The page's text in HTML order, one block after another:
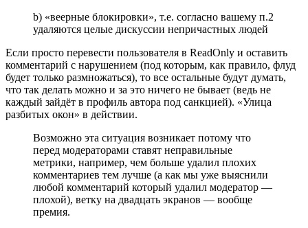
b) «веерные блокировки», т.е. согласно вашему п.2
удаляются целые дискуссии непричастных людей
Если просто перевести пользователя в ReadOnly и оставить
комментарий с нарушением (под которым, как правило, флуд
будет только размножаться), то все остальные будут думать,
что так делать можно и за это ничего не бывает (ведь не
каждый зайдёт в профиль автора под санкцией). «Улица
разбитых окон» в действии.
Возможно эта ситуация возникает потому что
перед модераторами ставят неправильные
метрики, например, чем больше удалил плохих
комментариев тем лучше (а как мы уже выяснили
любой комментарий который удалил модератор —
плохой), ветку на двадцать экранов — вообще
премия.